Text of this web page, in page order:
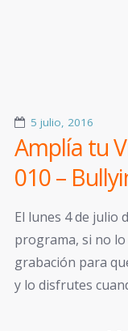
5 julio, 2016
Amplía tu
010 –
El lunes 4 de julio
programa, si no
grabación para
y lo disfrutes